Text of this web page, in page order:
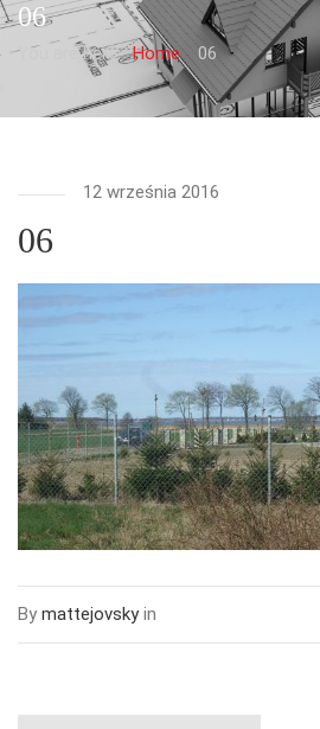
06
You are here: Home 06
12 września 2016
06
By mattejovsky in